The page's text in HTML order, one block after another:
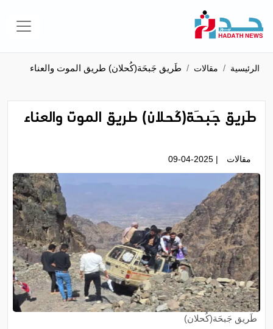
الرئيسية مقالات طَريق جَبحَة(كُحلان) طريق الموت والعناء
طَريق جَبحَة(كُحلان) طريق الموت والعناء
مقالات | 09-04-2025
طَريق جَبحَة(كُحلان)